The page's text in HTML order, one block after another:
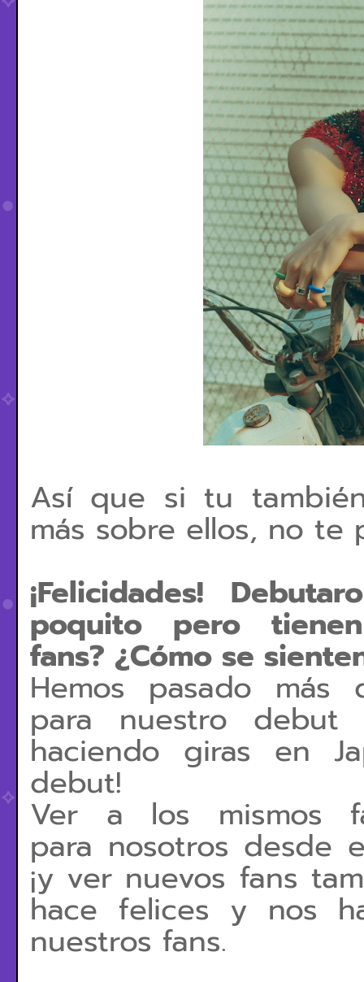
Así que si tu
más sobre ellos, no te
¡Felicidades!
poquito pero
fans? ¿Cómo se
Hemos pasado
para nuestro debut
haciendo giras en
debut!
Ver a los mismos
para nosotros desde
¡y ver nuevos fans
hace felices y nos
nuestros fans.